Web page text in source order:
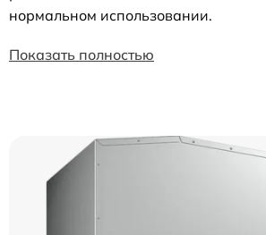
нормальном использовании.
Показать полностью